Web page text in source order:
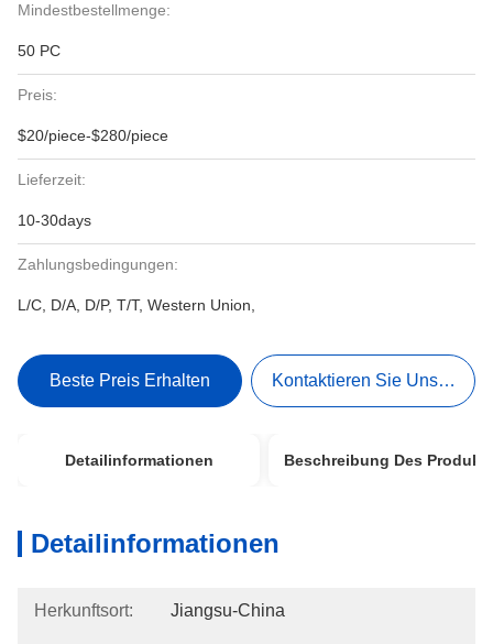
Mindestbestellmenge:
50 PC
Preis:
$20/piece-$280/piece
Lieferzeit:
10-30days
Zahlungsbedingungen:
L/C, D/A, D/P, T/T, Western Union,
Beste Preis Erhalten Kontaktieren Sie Uns Jetzt
Detailinformationen Beschreibung Des
Detailinformationen
Herkunftsort: Jiangsu-China